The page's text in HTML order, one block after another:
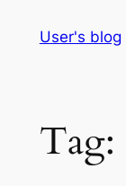
User's blog
Tag: